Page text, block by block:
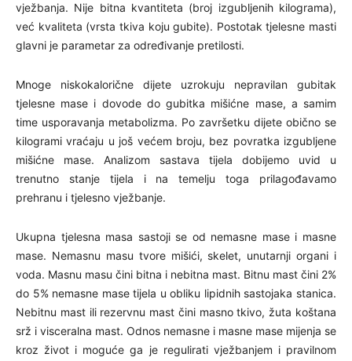
vježbanja. Nije bitna kvantiteta (broj izgubljenih kilograma),
već kvaliteta (vrsta tkiva koju gubite). Postotak tjelesne masti
glavni je parametar za određivanje pretilosti.
Mnoge niskokalorične dijete uzrokuju nepravilan gubitak
tjelesne mase i dovode do gubitka mišićne mase, a samim
time usporavanja metabolizma. Po završetku dijete obično se
kilogrami vraćaju u još većem broju, bez povratka izgubljene
mišićne mase. Analizom sastava tijela dobijemo uvid u
trenutno stanje tijela i na temelju toga prilagođavamo
prehranu i tjelesno vježbanje.
Ukupna tjelesna masa sastoji se od nemasne mase i masne
mase. Nemasnu masu tvore mišići, skelet, unutarnji organi i
voda. Masnu masu čini bitna i nebitna mast. Bitnu mast čini 2%
do 5% nemasne mase tijela u obliku lipidnih sastojaka stanica.
Nebitnu mast ili rezervnu mast čini masno tkivo, žuta koštana
srž i visceralna mast. Odnos nemasne i masne mase mijenja se
kroz život i moguće ga je regulirati vježbanjem i pravilnom